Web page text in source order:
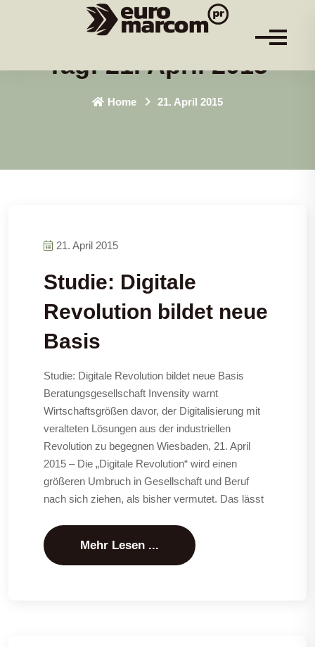
Tag:21. April 2015
Home 21. April 2015
21. April 2015
Studie: Digitale
Revolution bildet neue
Basis
Studie: Digitale Revolution bildet neue Basis
Beratungsgesellschaft Invensity warnt
Wirtschaftsgrößen davor, der Digitalisierung mit
veralteten Lösungen aus der industriellen
Revolution zu begegnen Wiesbaden, 21. April
2015 – Die „Digitale Revolution“ wird einen
größeren Umbruch in Gesellschaft und Beruf
nach sich ziehen, als bisher vermutet. Das lässt
Mehr Lesen ...